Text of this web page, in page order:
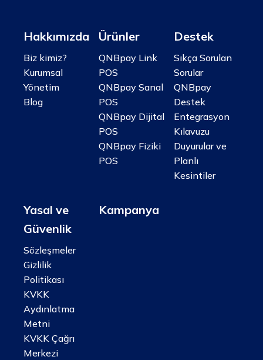
Hakkımızda
Biz kimiz?
Kurumsal
Yönetim
Blog
Ürünler
QNBpay Link
POS
QNBpay Sanal
POS
QNBpay Dijital
POS
QNBpay Fiziki
POS
Destek
Sıkça Sorulan
Sorular
QNBpay
Destek
Entegrasyon
Kılavuzu
Duyurular ve
Planlı
Kesintiler
Yasal ve
Güvenlik
Sözleşmeler
Gizlilik
Politikası
KVKK
Aydınlatma
Metni
KVKK Çağrı
Merkezi
Kampanya